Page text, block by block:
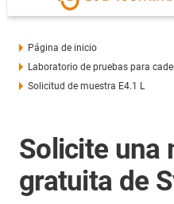
Página de inicio
Laboratorio de pruebas para
Solicitud de muestra E4.1 L
Solicite una
gratuita de